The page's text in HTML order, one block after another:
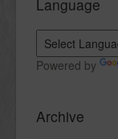
Language
Powered by
Archive